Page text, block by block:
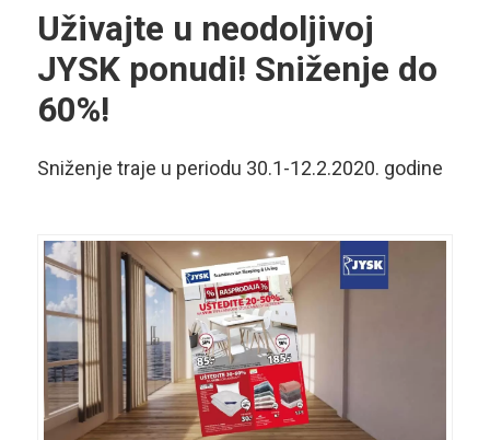
Uživajte u neodoljivoj
JYSK ponudi! Sniženje do
60%!
Sniženje traje u periodu 30.1-12.2.2020. godine